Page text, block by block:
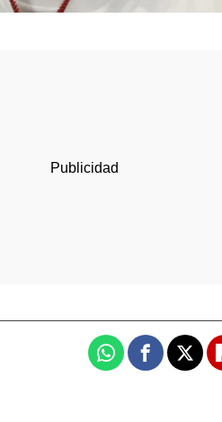
WhatsappFacebook
X